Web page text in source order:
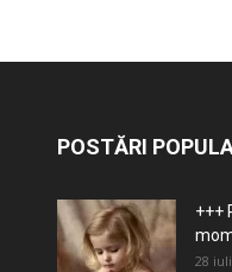
POSTĂRI
+++
28